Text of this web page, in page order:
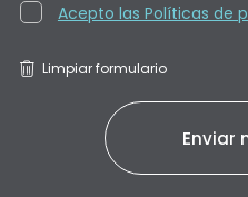
Acepto las Políticas de
Limpiar formulario